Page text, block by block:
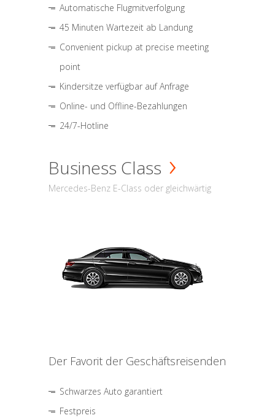
Automatische Flugmitverfolgung
45 Minuten Wartezeit ab Landung
Convenient pickup at precise meeting
point
Kindersitze verfügbar auf Anfrage
Online- und Offline-Bezahlungen
24/7-Hotline
Business Class
Mercedes-Benz E-Class oder gleichwärtig
Der Favorit der Geschäftsreisenden
Schwarzes Auto garantiert
Festpreis